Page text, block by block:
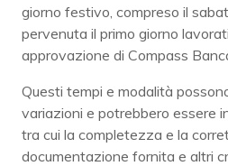
giorno festivo, compreso il
pervenuta il primo giorno
approvazione di Compass
Questi tempi e modalità
variazioni e potrebbero essere
tra cui la completezza e la
documentazione fornita e altri